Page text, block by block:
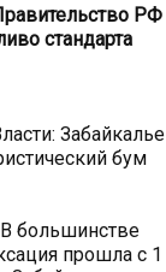
РФ
стандарта
Забайкалье
бум
большинстве
прошла с 1